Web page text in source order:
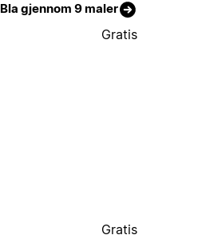
Bla gjennom 9 maler
Gratis
Gratis